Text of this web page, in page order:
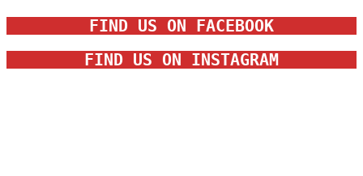
FIND US ON FACEBOOK
FIND US ON INSTAGRAM